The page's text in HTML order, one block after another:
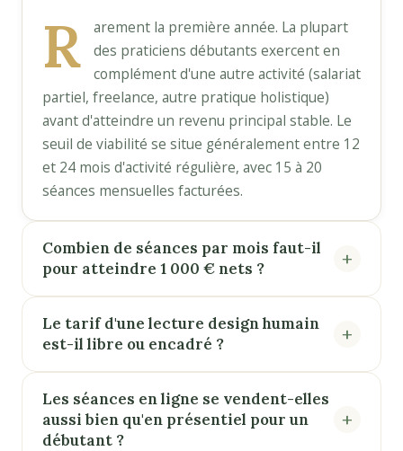
R
arement la première année. La plupart
des praticiens débutants exercent en
complément d'une autre activité (salariat
partiel, freelance, autre pratique holistique)
avant d'atteindre un revenu principal stable. Le
seuil de viabilité se situe généralement entre 12
et 24 mois d'activité régulière, avec 15 à 20
séances mensuelles facturées.
Combien de séances par mois faut-il
pour atteindre 1 000 € nets ?
Le tarif d'une lecture design humain
est-il libre ou encadré ?
Les séances en ligne se vendent-elles
aussi bien qu'en présentiel pour un
débutant ?